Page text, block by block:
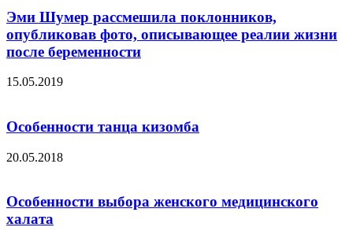
Эми Шумер рассмешила поклонников,
опубликовав фото, описывающее реалии жизни
после беременности
15.05.2019
Особенности танца кизомба
20.05.2018
Особенности выбора женского медицинского
халата